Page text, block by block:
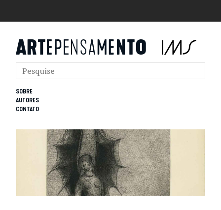
SOBRE
AUTORES
CONTATO